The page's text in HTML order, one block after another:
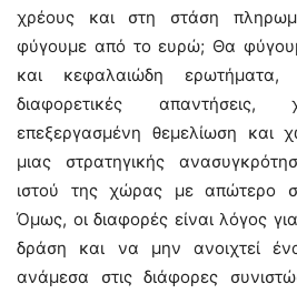
χρέους και στη στάση
φύγουμε από το ευρώ; Θα
και κεφαλαιώδη ερωτήματα,
διαφορετικές απαντήσεις,
επεξεργασμένη θεμελίωση και
μιας στρατηγικής
ιστού της χώρας με απώτερο
Όμως, οι διαφορές είναι λόγος
δράση και να μην ανοιχτεί
ανάμεσα στις διάφορες